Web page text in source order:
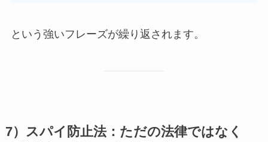
という強いフレーズが繰り返されます。
7）スパイ防止法：ただの法律ではなく